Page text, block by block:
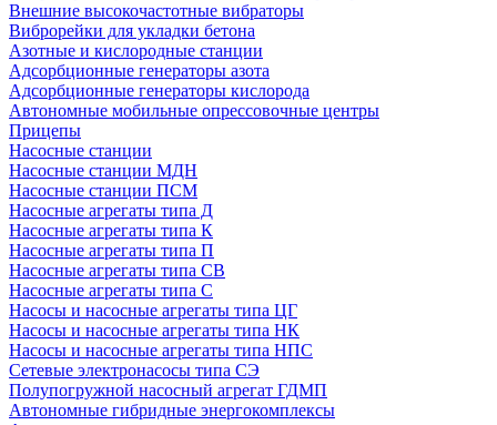
Внешние высокочастотные вибраторы
Виброрейки для укладки бетона
Азотные и кислородные станции
Адсорбционные генераторы азота
Адсорбционные генераторы кислорода
Автономные мобильные опрессовочные центры
Прицепы
Насосные станции
Насосные станции МДН
Насосные станции ПСМ
Насосные агрегаты типа Д
Насосные агрегаты типа К
Насосные агрегаты типа П
Насосные агрегаты типа СВ
Насосные агрегаты типа С
Насосы и насосные агрегаты типа ЦГ
Насосы и насосные агрегаты типа НК
Насосы и насосные агрегаты типа НПС
Сетевые электронасосы типа СЭ
Полупогружной насосный агрегат ГДМП
Автономные гибридные энергокомплексы